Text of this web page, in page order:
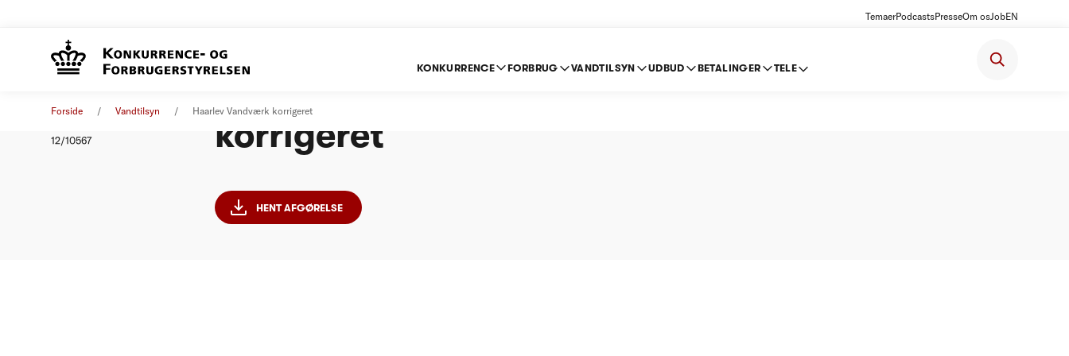
TemaerPodcastsPresseOm osJobEN
KONKURRENCE FORBRUG VANDTILSYN UDBUD BETALINGER TELE
Forside Vandtilsyn Haarlev Vandværk korrigeret
12/10567
korrigeret
HENT AFGØRELSE